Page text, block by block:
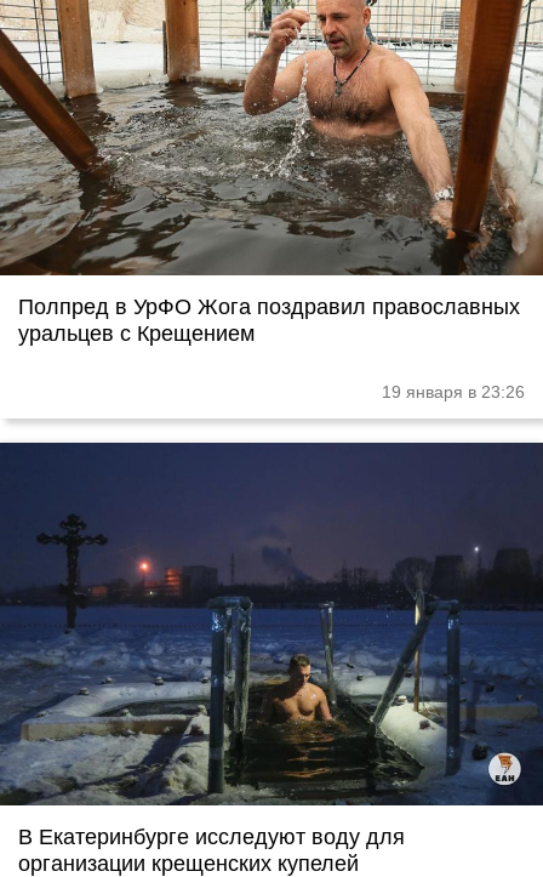
Полпред в УрФО Жога поздравил православных
уральцев с Крещением
19 января в 23:26
В Екатеринбурге исследуют воду для
организации крещенских купелей